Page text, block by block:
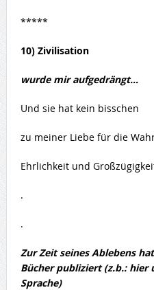
*****
10) Zivilisation
wurde mir aufgedrängt…
Und sie hat kein bisschen
zu meiner Liebe für die
Ehrlichkeit und
.
.
Zur Zeit seines Ablebens
Bücher publiziert (z.b.: hier
Sprache)